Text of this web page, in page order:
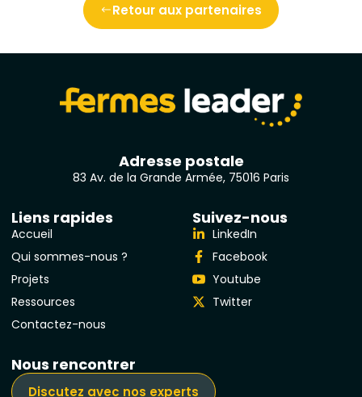
Retour aux partenaires
Adresse postale
83 Av. de la Grande Armée, 75016 Paris
Liens rapides
Accueil
Qui sommes-nous ?
Projets
Ressources
Contactez-nous
Suivez-nous
LinkedIn
Facebook
Youtube
Twitter
Nous rencontrer
Discutez avec nos experts